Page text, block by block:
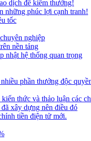
dịch để kiếm thưởng!
những phúc lợi cạnh tranh!
tốc
nghiệp
nền tảng
nhật hệ thống quan trọng
phần thưởng độc
thức và thảo luận các
xây dựng nên điều đó
tiền điện tử mới.